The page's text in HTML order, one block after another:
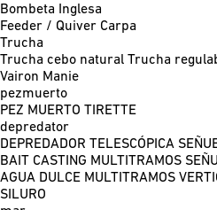
Bombeta
Inglesa
Feeder / Quiver Carpa
Trucha
Trucha cebo natural Trucha
Vairon Manie
pezmuerto
PEZ MUERTO TIRETTE
depredator
DEPREDADOR TELESCÓPICA
BAIT CASTING MULTITRAMOS
AGUA DULCE MULTITRAMOS
SILURO